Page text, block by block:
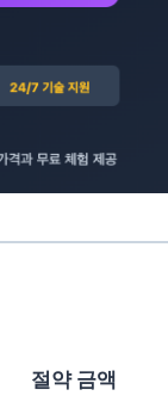
절약 금액